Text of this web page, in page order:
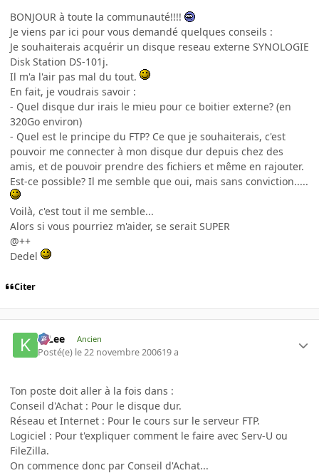
BONJOUR à toute la communauté!!!!
Je viens par ici pour vous demandé quelques conseils :
Je souhaiterais acquérir un disque reseau externe SYNOLOGIE
Disk Station DS-101j.
Il m'a l'air pas mal du tout.
En fait, je voudrais savoir :
- Quel disque dur irais le mieu pour ce boitier externe? (en
320Go environ)
- Quel est le principe du FTP? Ce que je souhaiterais, c'est
pouvoir me connecter à mon disque dur depuis chez des
amis, et de pouvoir prendre des fichiers et même en rajouter.
Est-ce possible? Il me semble que oui, mais sans conviction.....
Voilà, c'est tout il me semble...
Alors si vous pourriez m'aider, se serait SUPER
@++
Dedel
Citer
K-Lee Ancien
Posté(e) le 22 novembre 200619 a
Ton poste doit aller à la fois dans :
Conseil d'Achat : Pour le disque dur.
Réseau et Internet : Pour le cours sur le serveur FTP.
Logiciel : Pour t'expliquer comment le faire avec Serv-U ou
FileZilla.
On commence donc par Conseil d'Achat...